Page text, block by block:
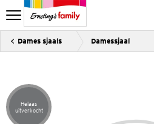
Dames sjaals Damessjaal
Artikel helaas uitverkocht
Helaas
uitverkocht